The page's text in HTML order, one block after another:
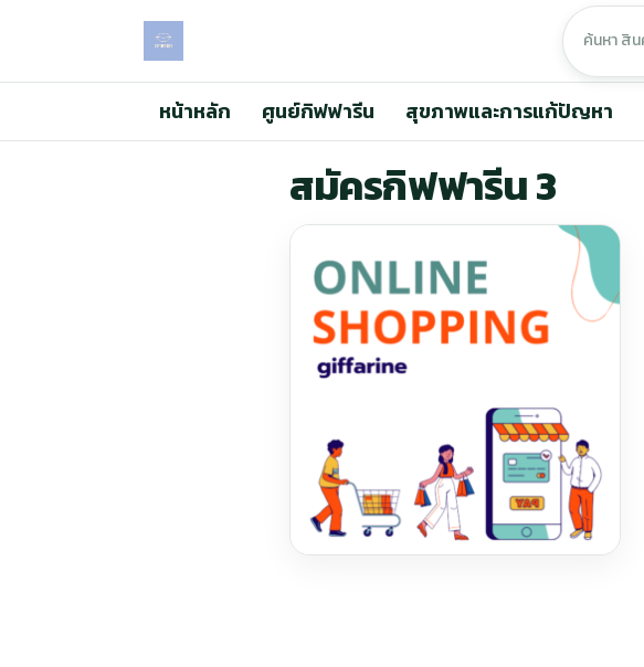
หน้าหลัก ศูนย์กิฟฟารีน สุขภาพและการแก้ปัญหา
สมัครกิฟฟารีน 3